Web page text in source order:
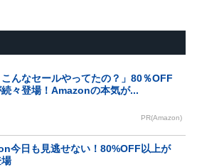
こんなセールやってたの？」80％OFF
続々登場！Amazonの本気が...
PR(Amazon)
今日も見逃せない！80%OFF以上が